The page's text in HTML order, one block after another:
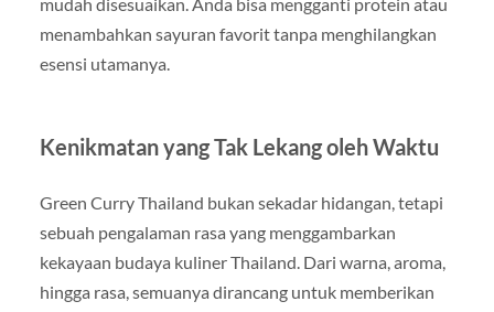
menambahkan sayuran favorit tanpa menghilangkan
esensi utamanya.
Kenikmatan yang Tak Lekang oleh Waktu
Green Curry Thailand bukan sekadar hidangan, tetapi
sebuah pengalaman rasa yang menggambarkan
kekayaan budaya kuliner Thailand. Dari warna, aroma,
hingga rasa, semuanya dirancang untuk memberikan